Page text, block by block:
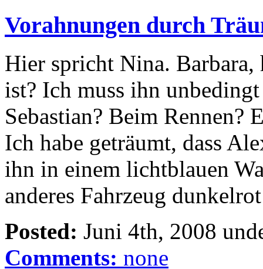
Vorahnungen durch
Hier spricht Nina.
ist? Ich muss ihn
Sebastian? Beim Rennen?
Ich habe ge­träumt, dass
ihn in einem lichtblauen
anderes Fahrzeug
Posted: Juni 4th, 2008
Comments: none